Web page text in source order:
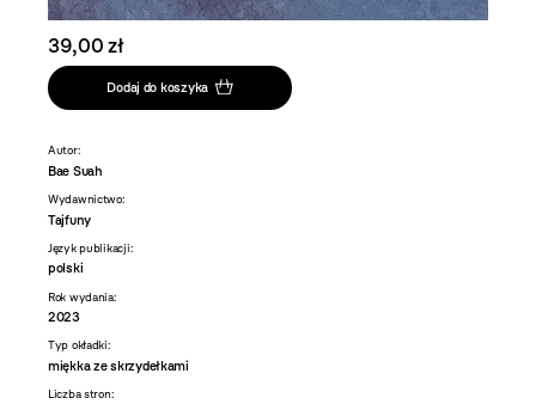
39,00 zł
Dodaj do koszyka
Autor:
Bae Suah
Wydawnictwo:
Tajfuny
Język publikacji:
polski
Rok wydania:
2023
Typ okładki:
miękka ze skrzydełkami
Liczba stron: